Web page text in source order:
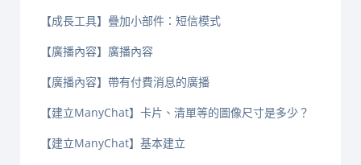
【成長工具】疊加小部件：短信模式
【廣播內容】廣播內容
【廣播內容】帶有付費消息的廣播
【建立ManyChat】卡片、清單等的圖像尺寸是多少？
【建立ManyChat】基本建立